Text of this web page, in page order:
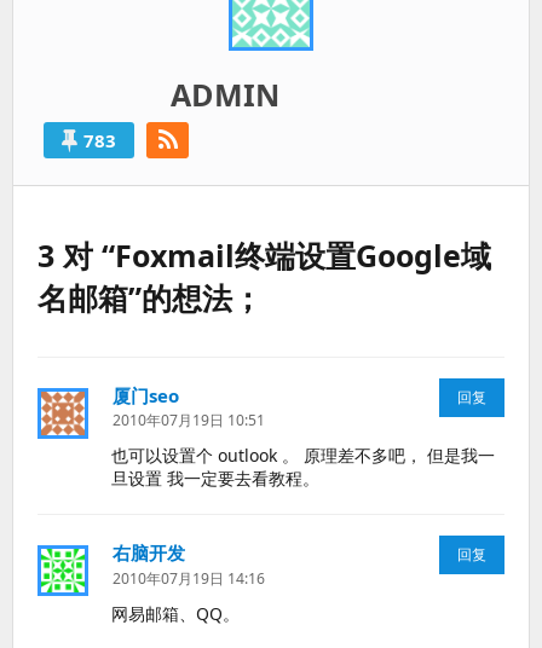
ADMIN
783
3 对 “Foxmail终端设置Google域
名邮箱”的想法；
厦门seo
道：
2010年07月19日 10:51
也可以设置个 outlook 。 原理差不多吧， 但是我一
旦设置 我一定要去看教程。
回复
右脑开发
道：
2010年07月19日 14:16
网易邮箱、QQ。
回复